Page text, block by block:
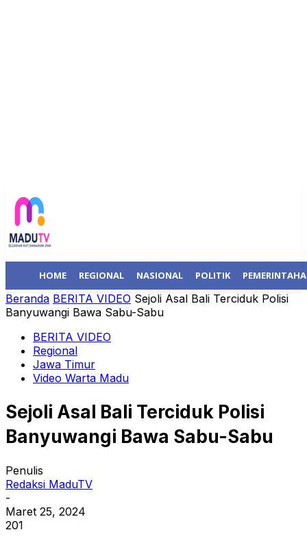
HOME REGIONAL NASIONAL POLITIK
Beranda BERITA VIDEO Sejoli Asal Bali Terciduk Polisi
Banyuwangi Bawa Sabu-Sabu
BERITA VIDEO
Regional
Jawa Timur
Video Warta Madu
Sejoli Asal Bali Terciduk Polisi
Banyuwangi Bawa Sabu-Sabu
Penulis
Redaksi MaduTV
-
Maret 25, 2024
201